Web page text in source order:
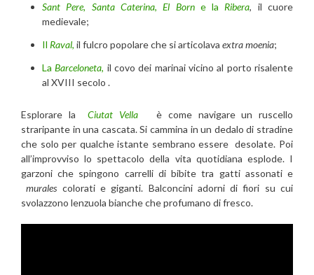
Sant Pere, Santa Caterina,El Borne la Ribera, il cuore
medievale;
Il Raval, il fulcro popolare che si articolava extra moenia;
LaBarceloneta, il covo dei marinai vicino al porto risalente
al XVIII secolo .
Esplorare laCiutat Vella
è come navigare un ruscello
straripante in una cascata. Si cammina in un dedalo di stradine
che solo per qualche istante sembrano essere desolate. Poi
all’improvviso lo spettacolo della vita quotidiana esplode. I
garzoni che spingono carrelli di bibite tra gatti assonati e
murales colorati e giganti. Balconcini adorni di fiori su cui
svolazzono lenzuola bianche che profumano di fresco.